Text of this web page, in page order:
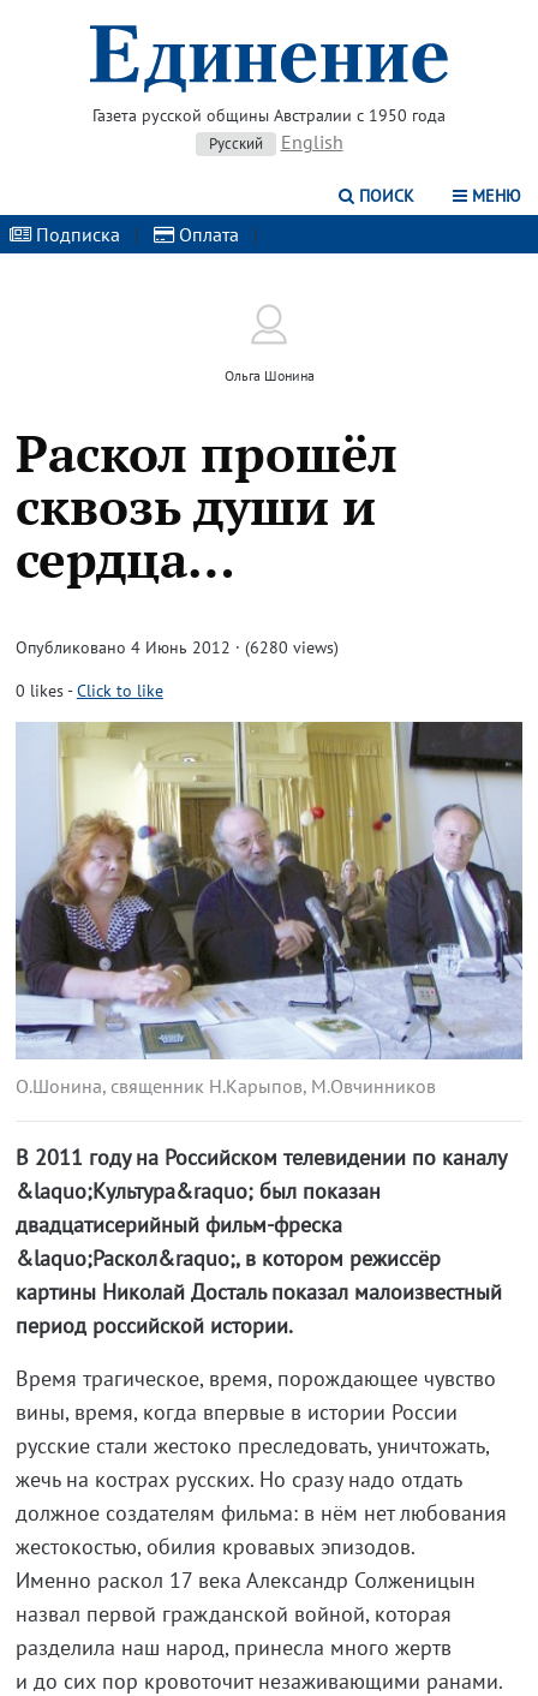
Газета русской общины Австралии с 1950 года
Русский English
ПОИСК МЕНЮ
Подписка | Оплата |
Ольга Шонина
Раскол прошёл
сквозь души и
сердца…
Опубликовано 4 Июнь 2012 · (6280 views)
0 likes-Click to like
О.Шонина, священник Н.Карыпов, М.Овчинников
В 2011 году на Российском телевидении по каналу
&laquo;Культура&raquo; был показан
двадцатисерийный фильм-фреска
&laquo;Раскол&raquo;, в котором режиссёр
картины Николай Досталь показал малоизвестный
период российской истории.
Время трагическое, время, порождающее чувство
вины, время, когда впервые в истории России
русские стали жестоко преследовать, уничтожать,
жечь на кострах русских. Но сразу надо отдать
должное создателям фильма: в нём нет любования
жестокостью, обилия кровавых эпизодов.
Именно раскол 17 века Александр Солженицын
назвал первой гражданской войной, которая
разделила наш народ, принесла много жертв
и до сих пор кровоточит незаживающими ранами.